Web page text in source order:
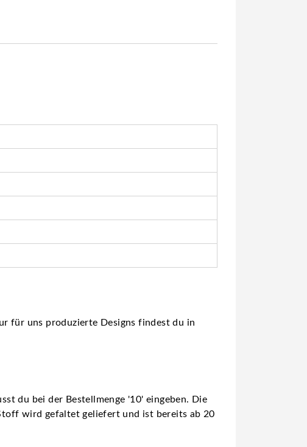
für uns produzierte Designs findest du in
du bei der Bestellmenge '10' eingeben. Die
wird gefaltet geliefert und ist bereits ab 20